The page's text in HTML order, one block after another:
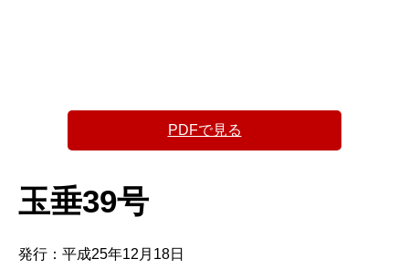
PDFで見る
玉垂39号
発行：平成25年12月18日